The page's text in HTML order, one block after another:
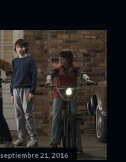
septiembre 21, 2016